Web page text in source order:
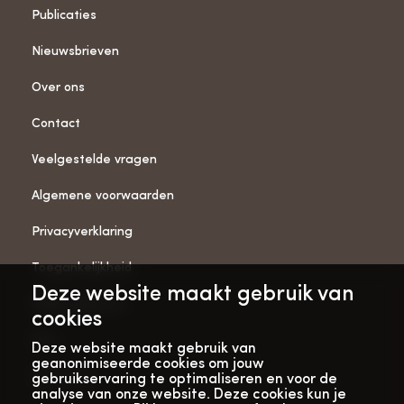
Deze website maakt gebruik van
cookies
Deze website maakt gebruik van
geanonimiseerde cookies om jouw
gebruikservaring te optimaliseren en voor de
analyse van onze website. Deze cookies kun je
Publicaties
Nieuwsbrieven
Over ons
Contact
Veelgestelde vragen
Algemene voorwaarden
Privacyverklaring
Toegankelijkheid
ANBI-gegevens
Pers
Vacatures